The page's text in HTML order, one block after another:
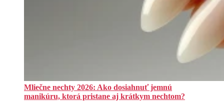
Mliečne nechty 2026: Ako dosiahnuť jemnú
manikúru, ktorá pristane aj krátkym nechtom?